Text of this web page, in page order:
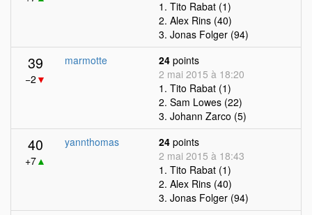
1. Tito Rabat (1)
2. Alex Rins (40)
3. Jonas Folger (94)
39
−2 ▼
marmotte 24 points
2 mai 2015 à 18:20
1. Tito Rabat (1)
2. Sam Lowes (22)
3. Johann Zarco (5)
40
+7▲
yannthomas 24 points
2 mai 2015 à 18:43
1. Tito Rabat (1)
2. Alex Rins (40)
3. Jonas Folger (94)